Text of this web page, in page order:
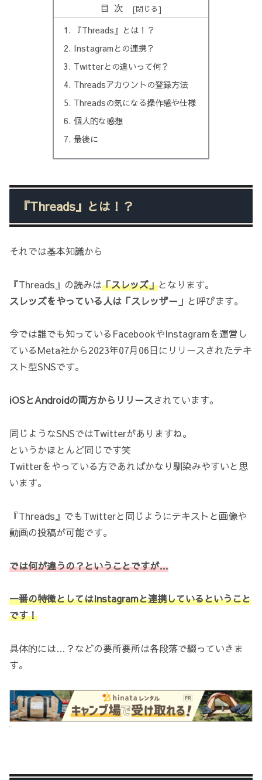
目次
『Threads』とは！？
Instagramとの連携？
Twitterとの違いって何？
Threadsアカウントの登録方法
Threadsの気になる操作感や仕様
個人的な感想
最後に
『Threads』とは！？
それでは基本知識から
『Threads』の読みは「スレッズ」となります。
スレッズをやっている人は「スレッザー」 と呼びます。
今では誰でも知っているFacebookやInstagramを運営し
ているMeta社から2023年07月06日にリリースされたテキ
スト型SNSです。
iOSとAndroidの両方からリリースされています。
同じようなSNSではTwitterがありますね。
というかほとんど同じです笑
Twitterをやっている方であればかなり馴染みやすいと思
います。
『Threads』でもTwitterと同じようにテキストと画像や
動画の投稿が可能です。
では何が違うの？ということですが…
一番の特徴としてはInstagramと連携しているということ
です！
具体的には…？などの要所要所は各段落で綴っていきま
す。